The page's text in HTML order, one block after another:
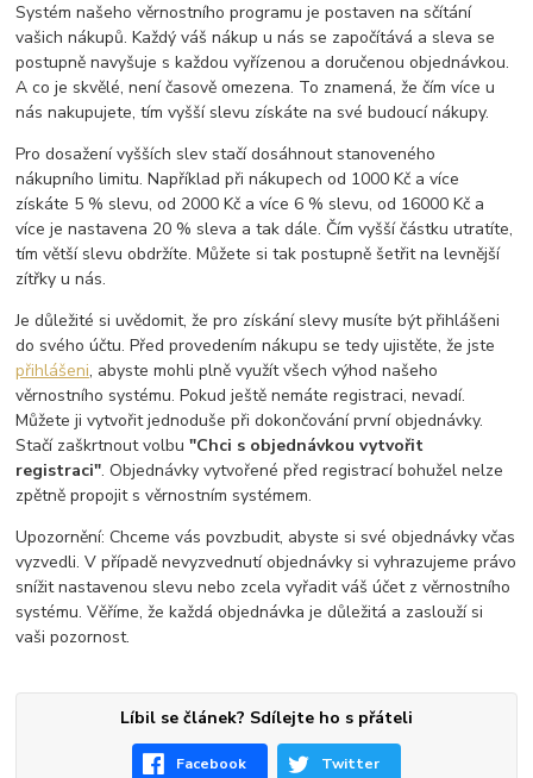
Systém našeho věrnostního programu je postaven na sčítání
vašich nákupů. Každý váš nákup u nás se započítává a sleva se
postupně navyšuje s každou vyřízenou a doručenou objednávkou.
A co je skvělé, není časově omezena. To znamená, že čím více u
nás nakupujete, tím vyšší slevu získáte na své budoucí nákupy.
Pro dosažení vyšších slev stačí dosáhnout stanoveného
nákupního limitu. Například při nákupech od 1000 Kč a více
získáte 5 % slevu, od 2000 Kč a více 6 % slevu, od 16000 Kč a
více je nastavena 20 % sleva a tak dále. Čím vyšší částku utratíte,
tím větší slevu obdržíte. Můžete si tak postupně šetřit na levnější
zítřky u nás.
Je důležité si uvědomit, že pro získání slevy musíte být přihlášeni
do svého účtu. Před provedením nákupu se tedy ujistěte, že jste
přihlášeni, abyste mohli plně využít všech výhod našeho
věrnostního systému. Pokud ještě nemáte registraci, nevadí.
Můžete ji vytvořit jednoduše při dokončování první objednávky.
Stačí zaškrtnout volbu"Chci s objednávkou vytvořit
registraci". Objednávky vytvořené před registrací bohužel nelze
zpětně propojit s věrnostním systémem.
Upozornění: Chceme vás povzbudit, abyste si své objednávky včas
vyzvedli. V případě nevyzvednutí objednávky si vyhrazujeme právo
snížit nastavenou slevu nebo zcela vyřadit váš účet z věrnostního
systému. Věříme, že každá objednávka je důležitá a zaslouží si
vaši pozornost.
Líbil se článek? Sdílejte ho s přáteli
Facebook Twitter